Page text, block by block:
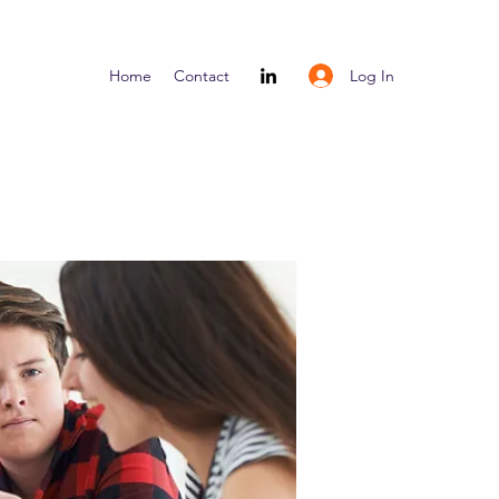
Home Contact Log In